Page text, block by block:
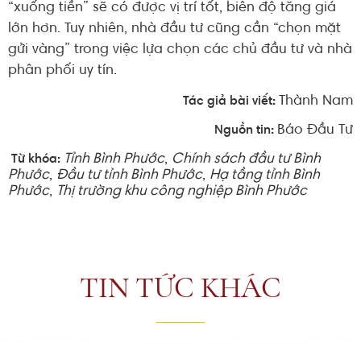
“xuống tiền” sẽ có được vị trí tốt, biên độ tăng giá
lớn hơn. Tuy nhiên, nhà đầu tư cũng cần “chọn mặt
gửi vàng” trong việc lựa chọn các chủ đầu tư và nhà
phân phối uy tín.
Tác giả bài viết: Thành Nam
Nguồn tin: Báo Đầu Tư
Từ khóa: Tỉnh Bình Phước, Chính sách đầu tư Bình
Phước, Đầu tư tỉnh Bình Phước, Hạ tầng tỉnh Bình
Phước, Thị trường khu công nghiệp Bình Phước
TIN TỨC KHÁC